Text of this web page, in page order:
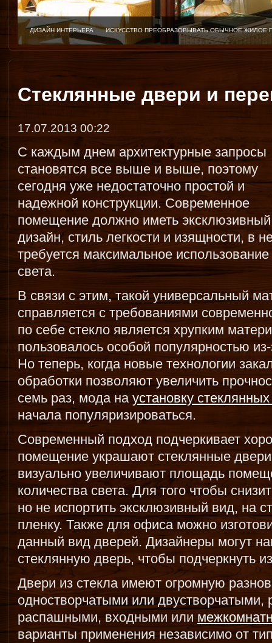
ДИЗАЙН ИНТЕРЬЕРА ИСКУССТВО ПРЕОБРАЗОВЫВАТЬ ОБЫЧНОЕ
Стеклянные двери и
17.07.2013 00:22
С каждым днем архитектурные запросы
становятся все выше и выше, поэтому
сегодня уже недостаточно простой и
надежной конструкции. Современное
помещение должно иметь эксклюзивный
дизайн, стиль легкости и изящности, в
требуется максимальное использование
света.
В связи с этим, такой универсальный
справляется с требованиями
по себе стекло является хрупким
пользовалось особой популярностью
Но теперь, когда новые технологии
обработки позволяют увеличить
семь раз, мода на установку
начала популяризироваться.
Современный подход подчеркивает
помещение украшают стеклянные
визуально увеличивают площадь
количества света. Для того чтобы
но не испортить эксклюзивный вид, на
пленку. Также для офиса можно
данный вид дверей. Дизайнеры могут
стеклянную дверь, чтобы подчеркнуть
Двери из стекла имеют огромную
одностворчатыми или
распашными, входными или
варианты применения независимо от